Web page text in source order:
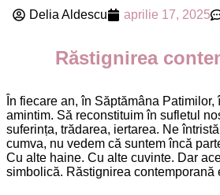
Delia Aldescu aprilie 17, 2025
Răstignirea
În fiecare an, în Săptămâna Patimilor,
amintim. Să reconstituim în sufletul
suferința, trădarea, iertarea. Ne
cumva, nu vedem că suntem încă
Cu alte haine. Cu alte cuvinte. Dar
simbolică. Răstignirea contemporană